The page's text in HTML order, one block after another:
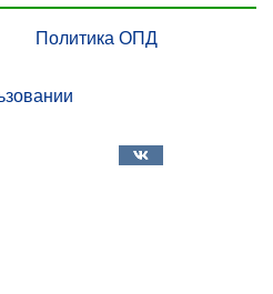
Политика ОПД